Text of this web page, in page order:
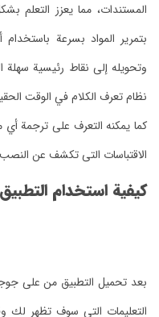
المستندات، مما يعزز التعلم
بتمرير المواد بسرعة
وتحويله إلى نقاط رئيسية سهلة
نظام تعرف الكلام في الوقت
كما يمكنه التعرف على ترجمة
الاقتباسات التى تكشف عن
كيفية استخدام التطبيق
بعد تحميل التطبيق من على
التعليمات التي سوف تظهر